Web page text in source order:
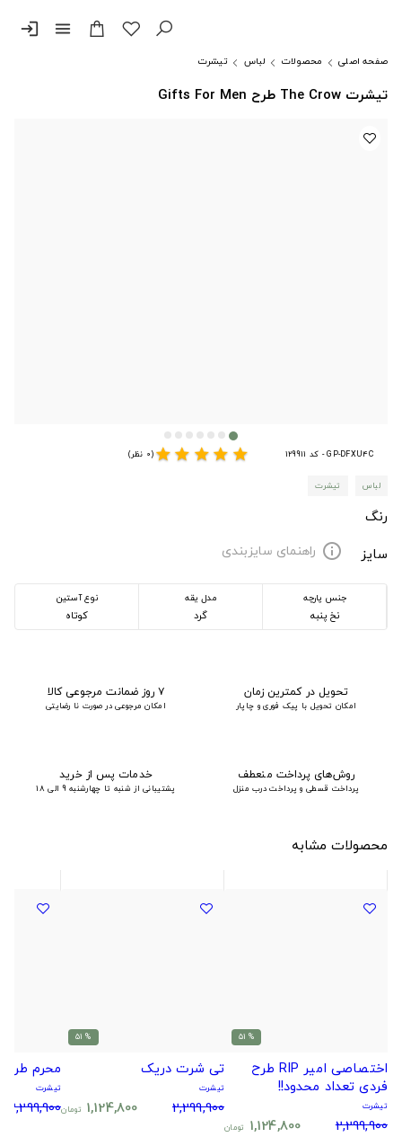
menu
login
صفحه اصلی محصولات لباس تیشرت
تیشرت The Crow طرح Gifts For Men
GP-DFXU4C - کد 129911 star
star
star
star
star(0 نظر)
لباس تیشرت
رنگ
سایز
info راهنمای سایزبندی
جنس پارچه
نخ پنبه
مدل یقه
گرد
نوع آستین
کوتاه
تحویل در کمترین زمان
امکان تحویل با پیک فوری و چاپار
۷ روز ضمانت مرجوعی کالا
امکان مرجوعی در صورت نا رضایتی
روش‌های پرداخت منعطف
پرداخت قسطی و پرداخت درب منزل
خدمات پس از خرید
پشتیبانی از شنبه تا چهارشنبه 9 الی 18
محصولات مشابه
% 51
اختصاصی امیر RIP طرح
فردی تعداد محدود!!
تیشرت
2,299,900
1,124,800 تومان
% 51
تی شرت دریک
تیشرت
2,299,900
1,124,800 تومان
محرم
تیشرت
2,299,900